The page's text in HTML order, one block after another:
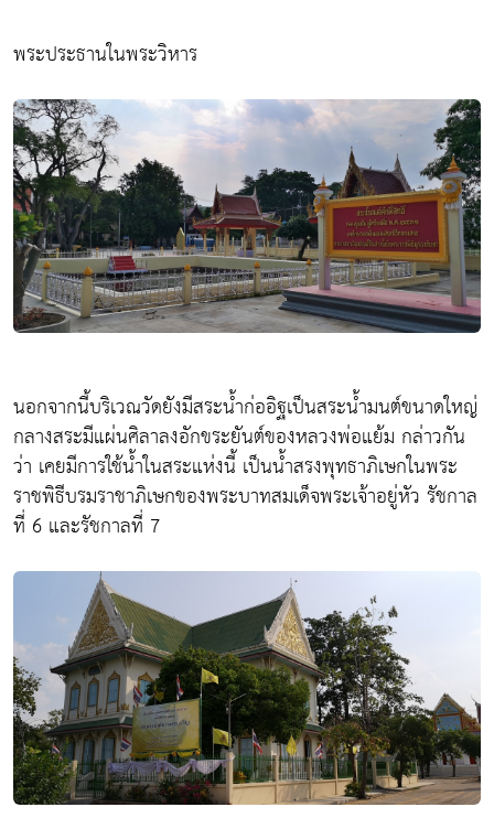
พระประธานในพระวิหาร
นอกจากนี้บริเวณวัดยังมีสระน้ำก่ออิฐเป็นสระน้ำมนต์ขนาดใหญ่
กลางสระมีแผ่นศิลาลงอักขระยันต์ของหลวงพ่อแย้ม กล่าวกัน
ว่า เคยมีการใช้น้ำในสระแห่งนี้ เป็นน้ำสรงพุทธาภิเษกในพระ
ราชพิธีบรมราชาภิเษกของพระบาทสมเด็จพระเจ้าอยู่หัว รัชกาล
ที่ 6 และรัชกาลที่ 7